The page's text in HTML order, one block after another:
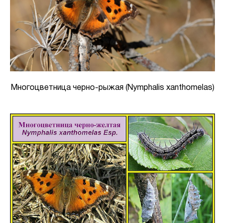
Многоцветница черно-рыжая (Nymphalis xanthomelas)